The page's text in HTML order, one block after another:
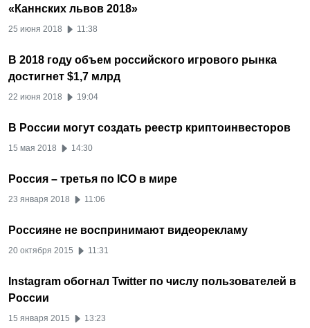
«Каннских львов 2018»
25 июня 2018 11:38
В 2018 году объем российского игрового рынка
достигнет $1,7 млрд
22 июня 2018 19:04
В России могут создать реестр криптоинвесторов
15 мая 2018 14:30
Россия – третья по ICO в мире
23 января 2018 11:06
Россияне не воспринимают видеорекламу
20 октября 2015 11:31
Instagram обогнал Twitter по числу пользователей в
России
15 января 2015 13:23